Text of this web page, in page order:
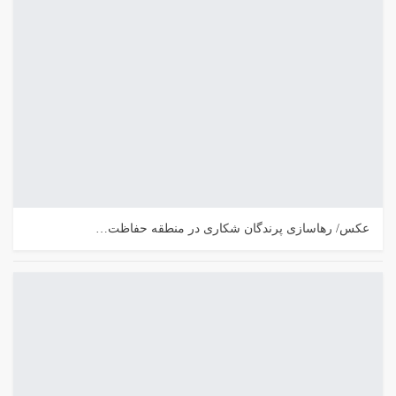
عکس/ رهاسازی پرندگان شکاری در منطقه حفاظت…